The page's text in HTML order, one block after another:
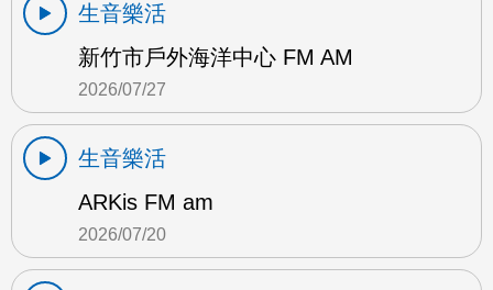
生音樂活
新竹市戶外海洋中心 FM AM
2026/07/27
生音樂活
ARKis FM am
2026/07/20